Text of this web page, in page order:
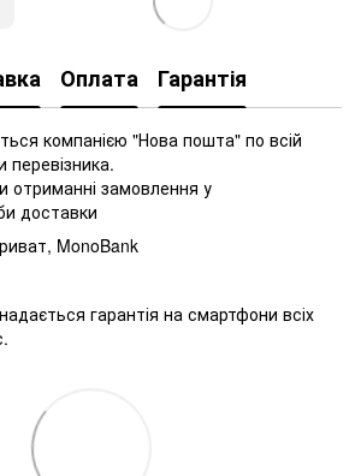
Оплата Гарантія
компанією "Нова пошта" по всій
перевізника.
отриманні замовлення у
доставки
MonoBank
гарантія на смартфони всіх